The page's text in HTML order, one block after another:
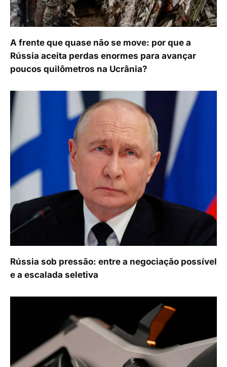
A frente que quase não se move: por que a
Rússia aceita perdas enormes para avançar
poucos quilômetros na Ucrânia?
Rússia sob pressão: entre a negociação possível
e a escalada seletiva